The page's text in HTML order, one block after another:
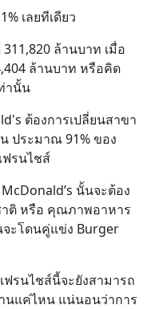
เลยทีเดียว
ล้านบาท เมื่อ
ล้านบาท หรือคิด
านั้น
ต้องการเปลี่ยนสาขา
ประมาณ 91% ของ
ฟรนไชส์
นั้นจะต้อง
าติ หรือ คุณภาพอาหาร
จะโดนคู่แข่ง Burger
รนไชส์นี้จะยังสามารถ
นแค่ไหน แน่นอนว่าการ